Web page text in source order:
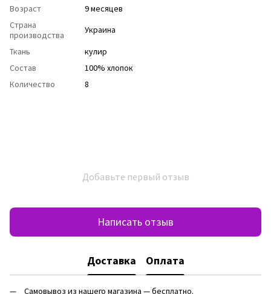
Возраст
9 месяцев
Страна
производства
Украина
Ткань
кулир
Состав
100% хлопок
Количество
8
Добавьте первый отзыв
Написать отзыв
Доставка Оплата
Самовывоз из нашего магазина — бесплатно.